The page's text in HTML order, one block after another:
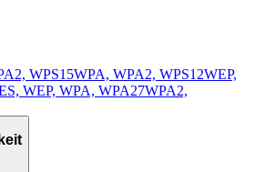
WPS15WPA, WPA2, WPS12WEP,
WEP, WPA, WPA27WPA2,